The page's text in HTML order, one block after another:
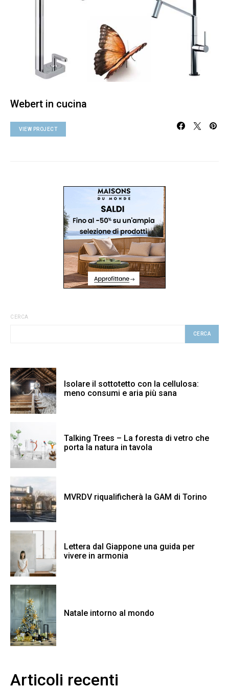
Webert in cucina
VIEW PROJECT
CERCA
CERCA
Isolare il sottotetto con la cellulosa:
meno consumi e aria più sana
Talking Trees – La foresta di vetro che
porta la natura in tavola
MVRDV riqualificherà la GAM di Torino
Lettera dal Giappone una guida per
vivere in armonia
Natale intorno al mondo
Articoli recenti